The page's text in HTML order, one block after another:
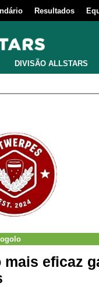
Resultados
DIVISÃO ALLSTARS
mais eficaz